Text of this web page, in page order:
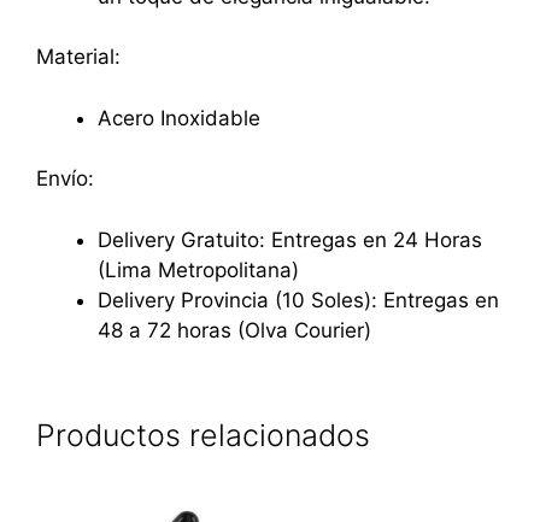
Material:
Acero Inoxidable
Envío:
Delivery Gratuito: Entregas en 24 Horas
(Lima Metropolitana)
Delivery Provincia (10 Soles): Entregas en
48 a 72 horas (Olva Courier)
Productos relacionados